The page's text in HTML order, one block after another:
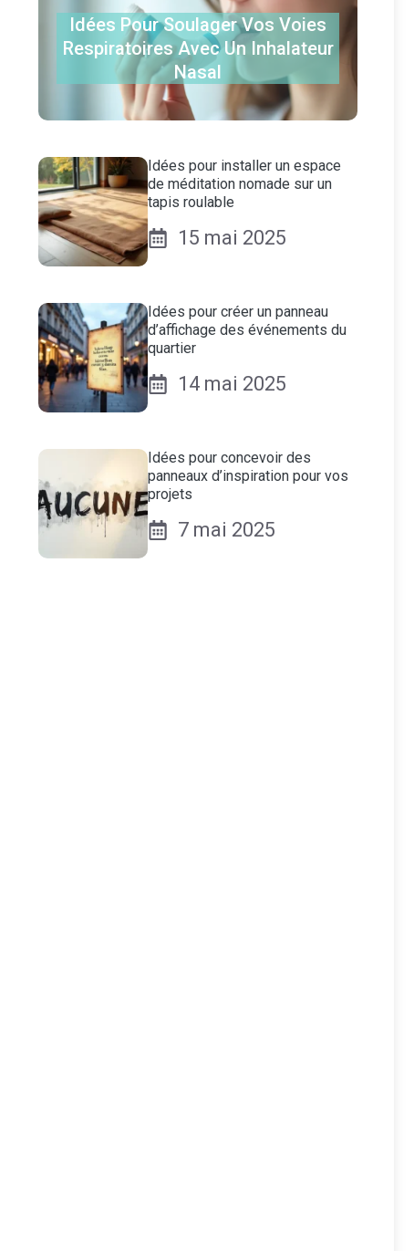
Idées Pour Soulager Vos Voies
Respiratoires Avec Un Inhalateur
Nasal
Idées pour installer un espace
de méditation nomade sur un
tapis roulable
15 mai 2025
Idées pour créer un panneau
d’affichage des événements du
quartier
14 mai 2025
Idées pour concevoir des
panneaux d’inspiration pour vos
projets
7 mai 2025